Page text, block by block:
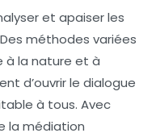
et apaiser les
méthodes variées
à la nature et à
d’ouvrir le dialogue
à tous. Avec
la médiation